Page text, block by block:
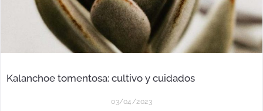
Kalanchoe tomentosa: cultivo y cuidados
03/04/2023